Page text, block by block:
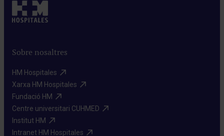
Sobre nosaltres
HM Hospitales​
Xarxa HM Hospitales​
Fundació HM​
Centre universitari CUHMED​
Institut HM​
Intranet HM Hospitales​